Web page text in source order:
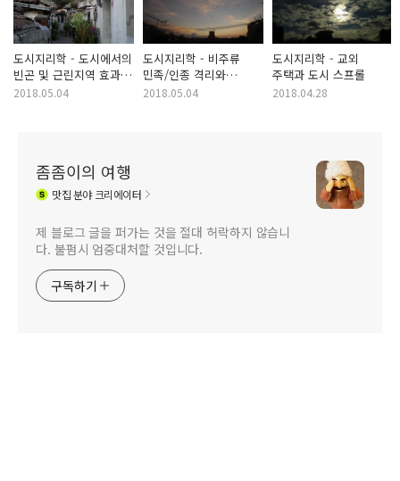
도시지리학 - 도시에서의
빈곤 및 근린지역 효과
논쟁
2018.05.04
도시지리학 - 비주류
민족/인종 격리와
초격리의 차원과 격리의
2018.05.04
도시지리학 - 교외
주택과 도시 스프롤
2018.04.28
좀좀이의 여행
맛집분야 크리에이터
제 블로그 글을 퍼가는 것을 절대 허락하지 않습니
다. 불펌시 엄중대처할 것입니다.
구독하기